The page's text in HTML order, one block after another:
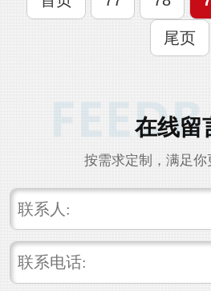
能够给施
过程会带
尾页
在线留
按需求定制，满足你